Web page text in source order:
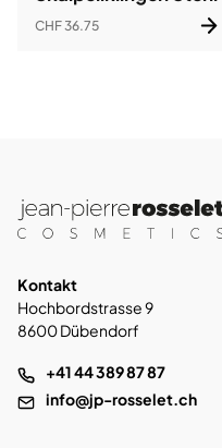
CHF 36.75
Kontakt
Hochbordstrasse 9
8600 Dübendorf
+41 44 389 87 87
info@jp-rosselet.ch